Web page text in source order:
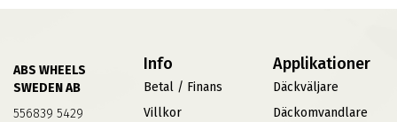
ABS WHEELS
SWEDEN AB
556839 5429
Info
Betal / Finans
Villkor
Applikationer
Däckväljare
Däckomvandlare